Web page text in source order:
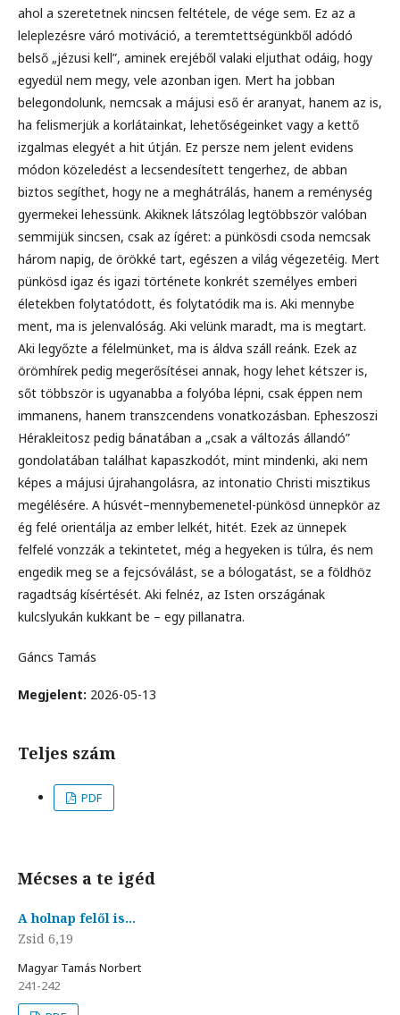
ahol a szeretetnek nincsen feltétele, de vége sem. Ez az a
leleplezésre váró motiváció, a teremtettségünkből adódó
belső „jézusi kell”, aminek erejéből valaki eljuthat odáig, hogy
egyedül nem megy, vele azonban igen. Mert ha jobban
belegondolunk, nemcsak a májusi eső ér aranyat, hanem az is,
ha felismerjük a korlátainkat, lehetőségeinket vagy a kettő
izgalmas elegyét a hit útján. Ez persze nem jelent evidens
módon közeledést a lecsendesített tengerhez, de abban
biztos segíthet, hogy ne a meghátrálás, hanem a reménység
gyermekei lehessünk. Akiknek látszólag legtöbbször valóban
semmijük sincsen, csak az ígéret: a pünkösdi csoda nemcsak
három napig, de örökké tart, egészen a világ végezetéig. Mert
pünkösd igaz és igazi története konkrét személyes emberi
életekben folytatódott, és folytatódik ma is. Aki mennybe
ment, ma is jelenvalóság. Aki velünk maradt, ma is megtart.
Aki legyőzte a félelmünket, ma is áldva száll reánk. Ezek az
örömhírek pedig megerősítései annak, hogy lehet kétszer is,
sőt többször is ugyanabba a folyóba lépni, csak éppen nem
immanens, hanem transzcendens vonatkozásban. Epheszoszi
Hérakleitosz pedig bánatában a „csak a változás állandó”
gondolatában találhat kapaszkodót, mint mindenki, aki nem
képes a májusi újrahangolásra, az intonatio Christi misztikus
megélésére. A húsvét–mennybemenetel-pünkösd ünnepkör az
ég felé orientálja az ember lelkét, hitét. Ezek az ünnepek
felfelé vonzzák a tekintetet, még a hegyeken is túlra, és nem
engedik meg se a fejcsóválást, se a bólogatást, se a földhöz
ragadtság kísértését. Aki felnéz, az Isten országának
kulcslyukán kukkant be – egy pillanatra.
Gáncs Tamás
Megjelent: 2026-05-13
Teljes szám
PDF
Mécses a te igéd
A holnap felől is…
Zsid 6,19
Magyar Tamás Norbert
241-242